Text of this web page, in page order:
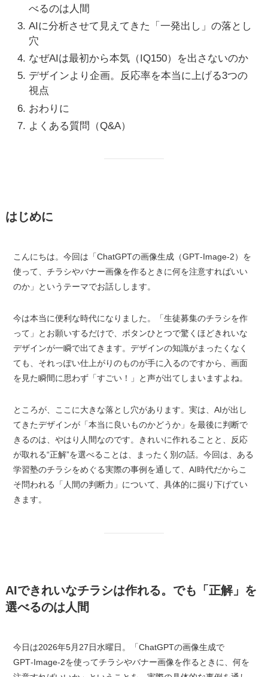
べるのは人間
AIに分析させて見えてきた「一発出し」の落とし
穴
なぜAIは最初から本気（IQ150）を出さないのか
デザインより企画。反応率を本当に上げる3つの
視点
おわりに
よくある質問（Q&A）
はじめに
こんにちは。今回は「ChatGPTの画像生成（GPT‑Image‑2）を
使って、チラシやバナー画像を作るときに何を注意すればいい
のか」というテーマでお話しします。
今は本当に便利な時代になりました。「生徒募集のチラシを作
って」とお願いするだけで、ボタンひとつで驚くほどきれいな
デザインが一瞬で出てきます。デザインの知識がまったくなく
ても、それっぽい仕上がりのものが手に入るのですから、画面
を見た瞬間に思わず「すごい！」と声が出てしまいますよね。
ところが、ここに大きな落とし穴があります。実は、AIが出し
てきたデザインが「本当に良いものかどうか」を最後に判断で
きるのは、やはり人間なのです。きれいに作れることと、反応
が取れる“正解”を選べることは、まったく別の話。今回は、ある
学習塾のチラシをめぐる実際の事例を通して、AI時代だからこ
そ問われる「人間の判断力」について、具体的に掘り下げてい
きます。
AIできれいなチラシは作れる。でも「正解」を
選べるのは人間
今日は2026年5月27日水曜日。「ChatGPTの画像生成で
GPT‑Image‑2を使ってチラシやバナー画像を作るときに、何を